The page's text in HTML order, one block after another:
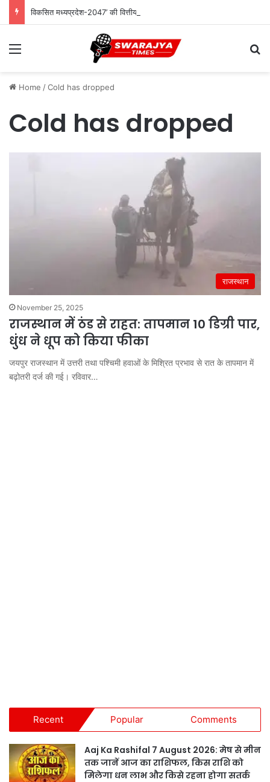
विकसित मध्यप्रदेश-2047’ की वित्तीय रूपरेखा तैयार
Menu
Home /Cold has dropped
Cold has dropped
राजस्थान
November 25, 2025
राजस्थान में ठंड से राहत: तापमान 10 डिग्री पार,
धुंध ने धूप को किया फीका
जयपुर राजस्थान में उत्तरी तथा पश्चिमी हवाओं के मिश्रित प्रभाव से रात के तापमान में
बढ़ोतरी दर्ज की गई। रविवार…
Recent Popular Comments
Aaj Ka Rashifal 7 August 2026: मेष से मीन
तक जानें आज का राशिफल, किस राशि को
मिलेगा धन लाभ और किसे रहना होगा सतर्क